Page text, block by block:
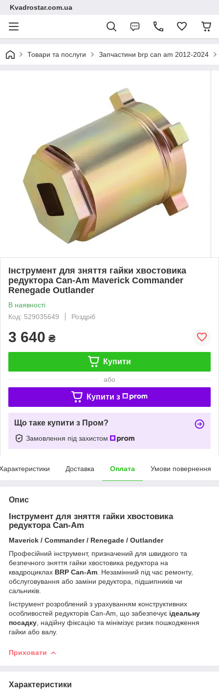
Kvadrostar.com.ua
Товари та послуги Запчастини brp can am 2012-2024
Інструмент для зняття гайки хвостовика
редуктора Can-Am Maverick Commander
Renegade Outlander
В наявності
Код: 529035649
Роздріб
3 640 ₴
Купити
або
Купити з
Що таке купити з Пром?
Замовлення під захистом
Доставка Оплата Умови повернення
Опис
Інструмент для зняття гайки хвостовика
редуктора Can-Am
Maverick / Commander / Renegade / Outlander
Професійний інструмент, призначений для швидкого та
безпечного зняття гайки хвостовика редуктора на
квадроциклах BRP Can-Am . Незамінний під час ремонту,
обслуговування або заміни редуктора, підшипників чи
сальників.
Інструмент розроблений з урахуванням конструктивних
особливостей редукторів Can-Am, що забезпечує ідеальну
посадку , надійну фіксацію та мінімізує ризик пошкодження
гайки або валу.
Приховати
Характеристики